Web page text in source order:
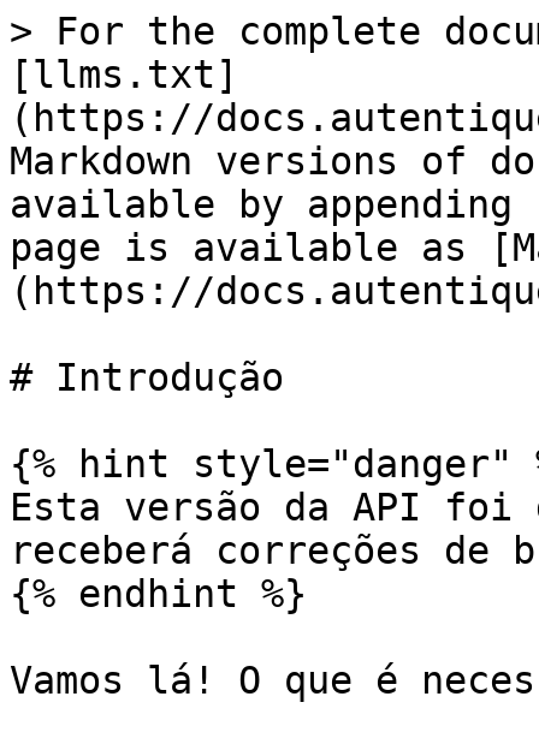
> For the complete
[llms.txt]
(https://
Markdown versions of
available by
page is available as
(https://
# Introdução
{% hint style="danger"
Esta versão da API foi
receberá correções de
{% endhint %}
Vamos lá! O que é